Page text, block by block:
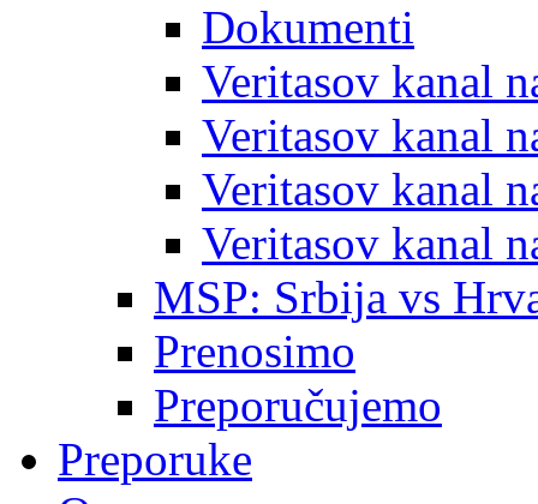
Dokumenti
Veritasov kanal
Veritasov kanal
Veritasov kanal
Veritasov kanal
MSP: Srbija vs
Prenosimo
Preporučujemo
Preporuke